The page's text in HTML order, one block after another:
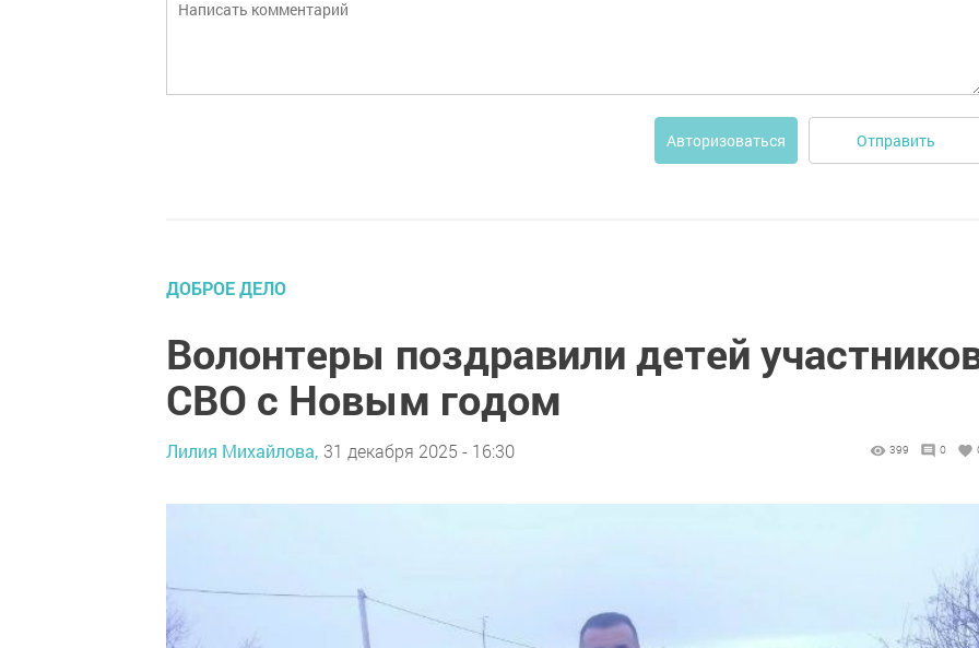
Авторизоваться Отправить
ДОБРОЕ ДЕЛО
Волонтеры поздравили детей
СВО с Новым годом
Лилия Михайлова, 31 декабря 2025 - 16:30 399 0